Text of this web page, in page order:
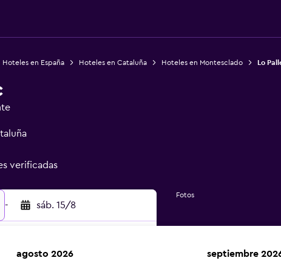
Hoteles en España Hoteles en Cataluña Hoteles en Montesclado Lo
verificadas
- sáb. 15/8
Fotos
agosto 2026 septiembre